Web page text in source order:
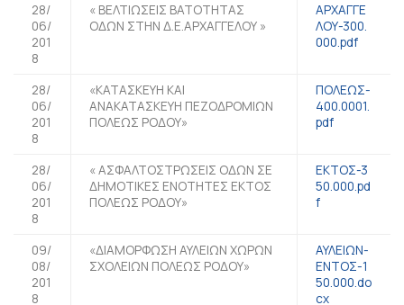
28/
06/
201
8
« ΒΕΛΤΙΩΣΕΙΣ ΒΑΤΟΤΗΤΑΣ
ΟΔΩΝ ΣΤΗΝ Δ.Ε.ΑΡΧΑΓΓΕΛΟΥ »
ΑΡΧΑΓΓΕ
ΛΟΥ-300.
000.pdf
28/
06/
201
8
«ΚΑΤΑΣΚΕΥΗ ΚΑΙ
ΑΝΑΚΑΤΑΣΚΕΥΗ ΠΕΖΟΔΡΟΜΙΩΝ
ΠΟΛΕΩΣ ΡΟΔΟΥ»
ΠΟΛΕΩΣ-
400.0001.
pdf
28/
06/
201
8
« ΑΣΦΑΛΤΟΣΤΡΩΣΕΙΣ ΟΔΩΝ ΣΕ
ΔΗΜΟΤΙΚΕΣ ΕΝΟΤΗΤΕΣ ΕΚΤΟΣ
ΠΟΛΕΩΣ ΡΟΔΟΥ»
ΕΚΤΟΣ-3
50.000.pd
f
09/
08/
201
8
«ΔΙΑΜΟΡΦΩΣΗ ΑΥΛΕΙΩΝ ΧΩΡΩΝ
ΣΧΟΛΕΙΩΝ ΠΟΛΕΩΣ ΡΟΔΟΥ»
ΑΥΛΕΙΩΝ-
ΕΝΤΟΣ-1
50.000.do
cx